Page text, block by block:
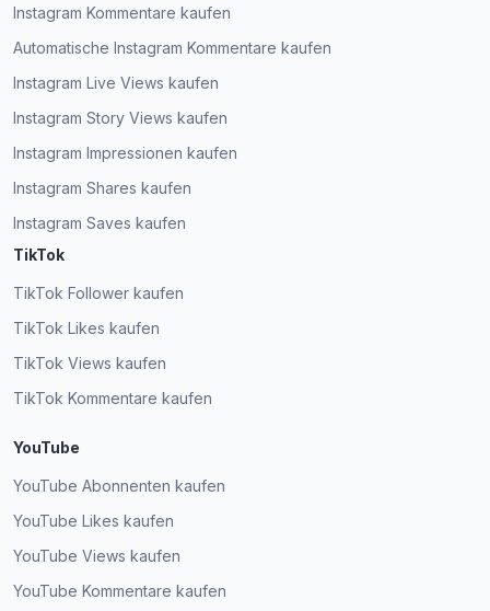
Instagram Kommentare kaufen
Automatische Instagram Kommentare kaufen
Instagram Live Views kaufen
Instagram Story Views kaufen
Instagram Impressionen kaufen
Instagram Shares kaufen
Instagram Saves kaufen
TikTok
TikTok Follower kaufen
TikTok Likes kaufen
TikTok Views kaufen
TikTok Kommentare kaufen
YouTube
YouTube Abonnenten kaufen
YouTube Likes kaufen
YouTube Views kaufen
YouTube Kommentare kaufen